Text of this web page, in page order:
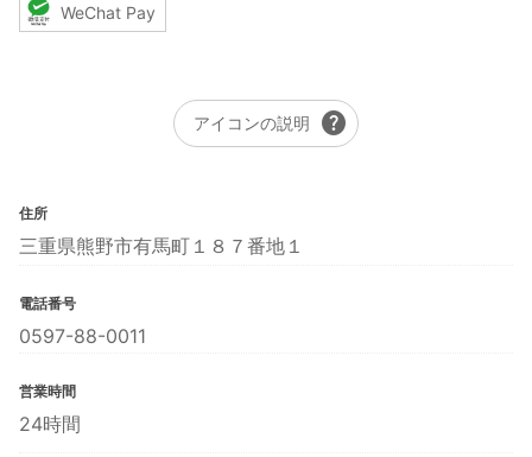
WeChat Pay
アイコンの説明 help
住所
三重県熊野市有馬町１８７番地１
電話番号
0597-88-0011
営業時間
24時間